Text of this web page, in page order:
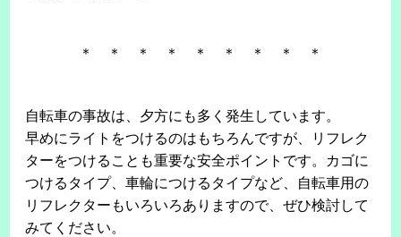
＊ ＊ ＊ ＊ ＊ ＊ ＊ ＊ ＊
自転車の事故は、夕方にも多く発生しています。
早めにライトをつけるのはもちろんですが、リフレク
ターをつけることも重要な安全ポイントです。カゴに
つけるタイプ、車輪につけるタイプなど、自転車用の
リフレクターもいろいろありますので、ぜひ検討して
みてください。